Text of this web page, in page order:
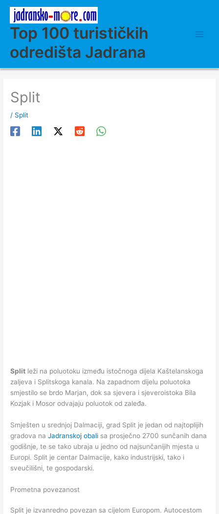
contentTop 100 turističkih
odredišta Jadrana
Split
/ Split
Split leži na poluotoku između istočnoga dijela Kaštelanskoga
zaljeva i Splitskoga kanala. Na zapadnom dijelu poluotoka
smjestilo se brdo Marjan, dok sa sjevera i sjeveroistoka Bila
Kozjak i Mosor odvajaju poluotok od zaleđa.
Smješten u srednjoj Dalmaciji, grad Split je jedan od najtoplijih
gradova naJadranskoj obali sa prosječno 2700 sunčanih dana
godišnje, te se tako ubraja u jedno od najsunčanijih mjesta u
Europi. Split je centar Dalmacije, kako industrijski, tako i
sveučilišni, te gospodarski.
Prometna povezanost
Split je izvanredno povezan sa cijelom Europom. Autocestom